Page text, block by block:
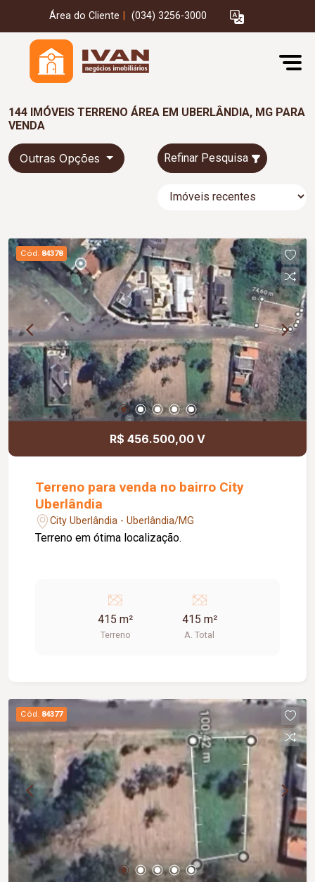
Área do Cliente (034) 3256-3000
144 IMÓVEIS TERRENO ÁREA EM UBERLÂNDIA, MG PARA
VENDA
Outras Opções Refinar Pesquisa
Cód. 84378
R$ 456.500,00 V
Terreno para venda no bairro City
Uberlândia
City Uberlândia - Uberlândia/MG
Terreno em ótima localização.
415 m²
Terreno
415 m²
A. Total
Cód. 84377